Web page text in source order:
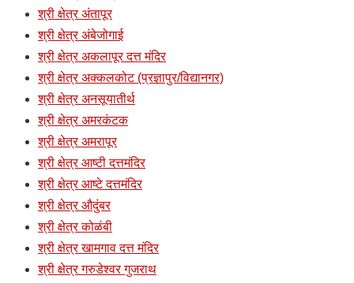
श्री क्षेत्र अंतापूर
श्री क्षेत्र अंबेजोगाई
श्री क्षेत्र अकलापूर दत्त मंदिर
श्री क्षेत्र अक्कलकोट (प्रज्ञापुर/विद्यानगर)
श्री क्षेत्र अनसूयातीर्थ
श्री क्षेत्र अमरकंटक
श्री क्षेत्र अमरापूर
श्री क्षेत्र आष्टी दत्तमंदिर
श्री क्षेत्र आष्टे दत्तमंदिर
श्री क्षेत्र औदुंबर
श्री क्षेत्र कोळंबी
श्री क्षेत्र खामगाव दत्त मंदिर
श्री क्षेत्र गरुडेश्वर गुजराथ